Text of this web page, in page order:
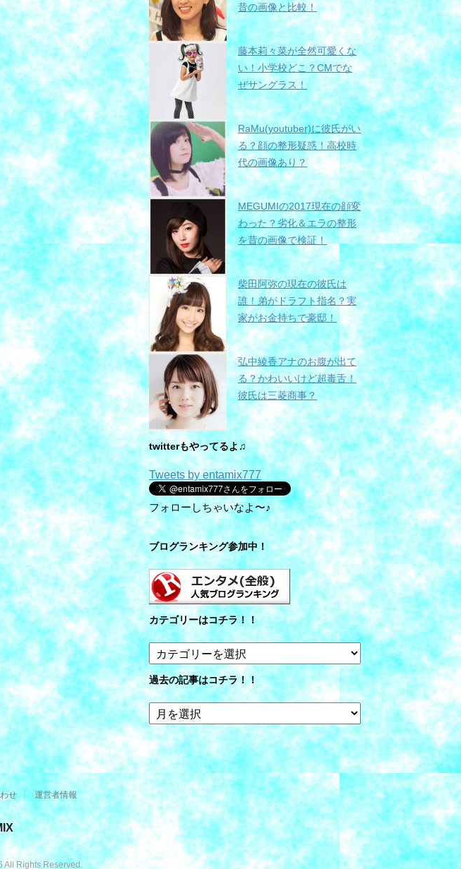
昔の画像と比較！
藤本莉々菜が全然可愛くな
い！小学校どこ？CMでな
ぜサングラス！
RaMu(youtuber)に彼氏がい
る？顔の整形疑惑！高校時
代の画像あり？
MEGUMIの2017現在の顔変
わった？劣化＆エラの整形
を昔の画像で検証！
柴田阿弥の現在の彼氏は
誰！弟がドラフト指名？実
家がお金持ちで豪邸！
弘中綾香アナのお腹が出て
る？かわいいけど超毒舌！
彼氏は三菱商事？
twitterもやってるよ♫
Tweets by entamix777
フォローしちゃいなよ〜♪
ブログランキング参加中！
カテゴリーはコチラ！！
テ
ゴ
リ
ー
は
コ
チ
ラ！！
過去の記事はコチラ！！
過
去
の
記
事
は
コ
チ
ラ！！
せ 運営者情報
All Rights Reserved.